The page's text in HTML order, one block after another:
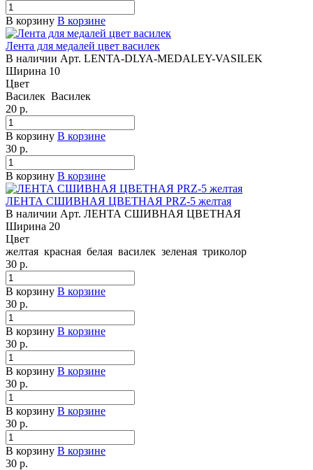
В корзину В корзине
Лента для медалей цвет василек
В наличии Арт. LENTA-DLYA-MEDALEY-VASILEK
Ширина 10
Цвет
Василек Василек
20 р.
В корзину В корзине
30 р.
В корзину В корзине
ЛЕНТА СШИВНАЯ ЦВЕТНАЯ PRZ-5 желтая
В наличии Арт. ЛЕНТА СШИВНАЯ ЦВЕТНАЯ
Ширина 20
Цвет
желтая красная белая василек зеленая триколор
30 р.
В корзину В корзине
30 р.
В корзину В корзине
30 р.
В корзину В корзине
30 р.
В корзину В корзине
30 р.
В корзину В корзине
30 р.